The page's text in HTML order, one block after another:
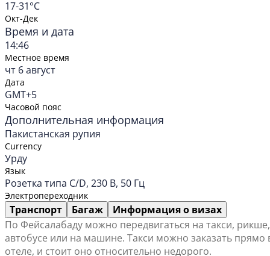
17-31°C
Окт-Дек
Время и дата
14:46
Местное время
чт 6 август
Дата
GMT+5
Часовой пояс
Дополнительная информация
Пакистанская рупия
Currency
Урду
Язык
Розетка типа C/D, 230 В, 50 Гц
Электропереходник
Транспорт Багаж
Информация о визах
По Фейсалабаду можно передвигаться на такси, рикше,
автобусе или на машине. Такси можно заказать прямо
отеле, и стоит оно относительно недорого.